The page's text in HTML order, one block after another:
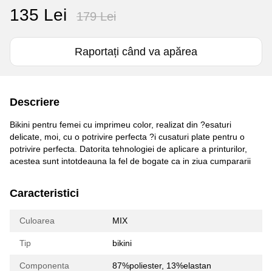
135 Lei 179 Lei
Raportați când va apărea
Descriere
Bikini pentru femei cu imprimeu color, realizat din ?esaturi
delicate, moi, cu o potrivire perfecta ?i cusaturi plate pentru o
potrivire perfecta. Datorita tehnologiei de aplicare a printurilor,
acestea sunt intotdeauna la fel de bogate ca in ziua cumpararii
Caracteristici
Culoarea MIX
Tip bikini
Componenta 87%poliester, 13%elastan